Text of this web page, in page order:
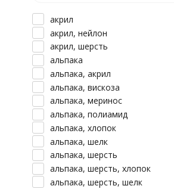
акрил
акрил, нейлон
акрил, шерсть
альпака
альпака, акрил
альпака, вискоза
альпака, меринос
альпака, полиамид
альпака, хлопок
альпака, шелк
альпака, шерсть
альпака, шерсть, хлопок
альпака, шерсть, шелк